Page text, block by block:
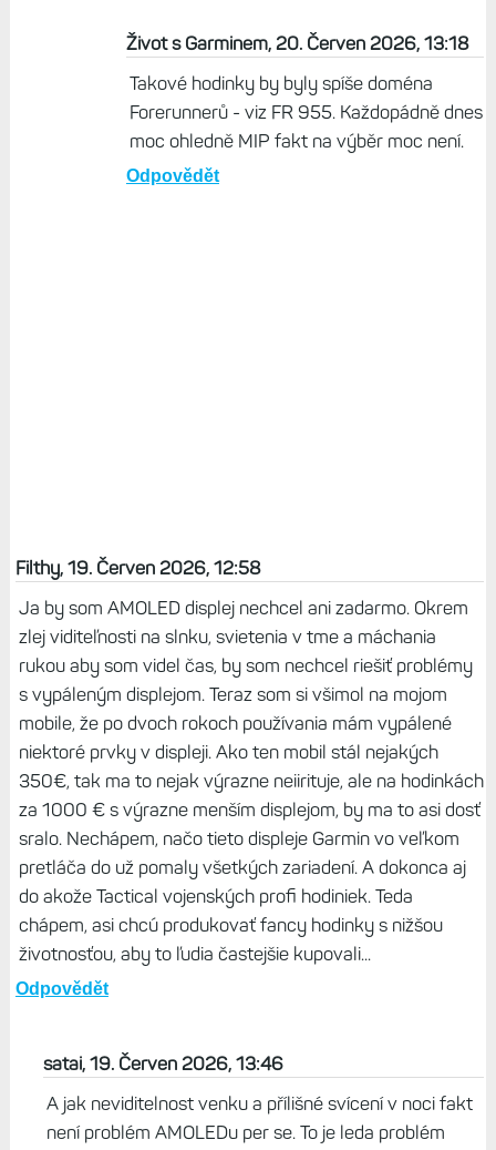
Život s Garminem, 20. Červen 2026, 13:18
Takové hodinky by byly spíše doména
Forerunnerů - viz FR 955. Každopádně dnes
moc ohledně MIP fakt na výběr moc není.
Odpovědět
Filthy, 19. Červen 2026, 12:58
Ja by som AMOLED displej nechcel ani zadarmo. Okrem
zlej viditeľnosti na slnku, svietenia v tme a máchania
rukou aby som videl čas, by som nechcel riešiť problémy
s vypáleným displejom. Teraz som si všimol na mojom
mobile, že po dvoch rokoch používania mám vypálené
niektoré prvky v displeji. Ako ten mobil stál nejakých
350€, tak ma to nejak výrazne neiirituje, ale na hodinkách
za 1000 € s výrazne menším displejom, by ma to asi dosť
sralo. Nechápem, načo tieto displeje Garmin vo veľkom
pretláča do už pomaly všetkých zariadení. A dokonca aj
do akože Tactical vojenských profi hodiniek. Teda
chápem, asi chcú produkovať fancy hodinky s nižšou
životnosťou, aby to ľudia častejšie kupovali...
Odpovědět
satai, 19. Červen 2026, 13:46
A jak neviditelnost venku a přílišné svícení v noci fakt
není problém AMOLEDu per se. To je leda problém